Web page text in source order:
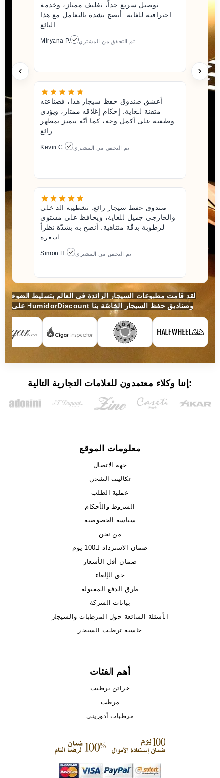
توصيل سريع جداً، تغليف ممتاز، وخدمة
احترافية للغاية. أنصح بشدة بالتعامل مع هذا
Miryana P. تم التحقق من المشتري
أعشق صندوق حفظ سيجار هذا، فصناعته
متقنة للغاية. إحكام إغلاقه ممتاز، ويؤدي
وظيفته على أكمل وجه، كما أنّه يتميز بمظهر
Kevin C. تم التحقق من المشتري
صندوق حفظ سيجار رائع. تشطيبه الداخلي
والخارجي جميل للغاية، ويحافظ على مستوى
الرطوبة بدقّة متناهية. أنصح به بشدّة نظراً
Simon H. تم التحقق من المشتري
لقد قامت مطبوعات السيجار الرائدة في العالم بتسليط الضوء
على HumidorDiscount وصناديق حفظ السيجار الخاصّة بنا
إننا وكلاء معتمدون للعلامات التجارية التالية:
معلومات الموقع
جهة الاتصال
تكاليف الشحن
عملية الطلب
الشروط والأحكام
سياسة الخصوصية
من نحن
ضمان الاسترداد لـ100 يوم
ضمان أقل الأسعار
حق الإلغاء
طرق الدفع المقبولة
بيانات الشركة
الأسئلة الشائعة حول المرطبات والسيجار
حاسبة ترطيب السيجار
أهم الفئات
خزائن ترطيب
مرطب
مرطبات أدوريني